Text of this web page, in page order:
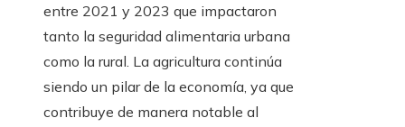
entre 2021 y 2023 que impactaron
tanto la seguridad alimentaria urbana
como la rural. La agricultura continúa
siendo un pilar de la economía, ya que
contribuye de manera notable al